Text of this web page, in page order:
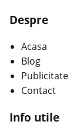
Despre
Acasa
Blog
Publicitate
Contact
Info utile